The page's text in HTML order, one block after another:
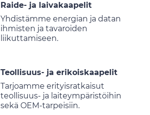
Raide- ja laivakaapelit
Yhdistämme energian ja datan
ihmisten ja tavaroiden
liikuttamiseen.
Teollisuus- ja erikoiskaapelit
Tarjoamme erityisratkaisut
teollisuus- ja laiteympäristöihin
sekä OEM-tarpeisiin.